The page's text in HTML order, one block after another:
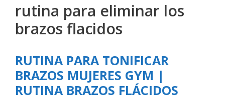
rutina para eliminar los
brazos flacidos
RUTINA PARA TONIFICAR
BRAZOS MUJERES GYM |
RUTINA BRAZOS FLÁCIDOS